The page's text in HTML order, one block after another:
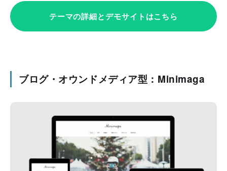
テーマの詳細とデモサイトはこちら
ブログ・オウンドメディア型：Minimaga